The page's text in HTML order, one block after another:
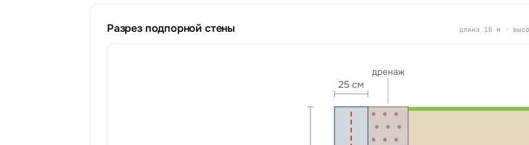
Разрез подпорной стены длина 10 м ·
25 см
дренаж